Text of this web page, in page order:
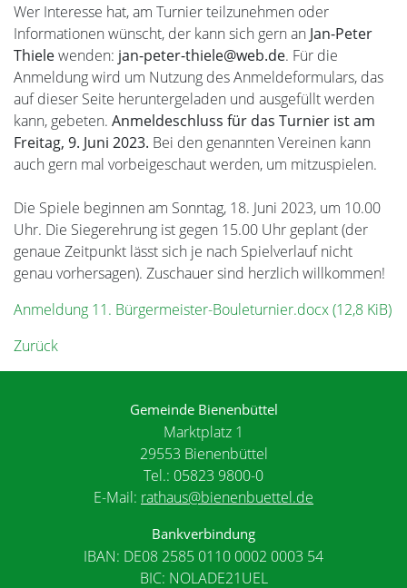
Wer Interesse hat, am Turnier teilzunehmen oder
Informationen wünscht, der kann sich gern an Jan-Peter
Thielewenden: jan-peter-thiele@web.de. Für die
Anmeldung wird um Nutzung des Anmeldeformulars, das
auf dieser Seite heruntergeladen und ausgefüllt werden
kann, gebeten. Anmeldeschluss für das Turnier ist am
Freitag, 9. Juni 2023. Bei den genannten Vereinen kann
auch gern mal vorbeigeschaut werden, um mitzuspielen.
Die Spiele beginnen am Sonntag, 18. Juni 2023, um 10.00
Uhr. Die Siegerehrung ist gegen 15.00 Uhr geplant (der
genaue Zeitpunkt lässt sich je nach Spielverlauf nicht
genau vorhersagen). Zuschauer sind herzlich willkommen!
Anmeldung 11. Bürgermeister-Bouleturnier.docx(12,8 KiB)
Zurück
Gemeinde Bienenbüttel
Marktplatz 1
29553 Bienenbüttel
Tel.: 05823 9800-0
E-Mail: rathaus@bienenbuettel.de
Bankverbindung
IBAN: DE08 2585 0110 0002 0003 54
BIC: NOLADE21UEL